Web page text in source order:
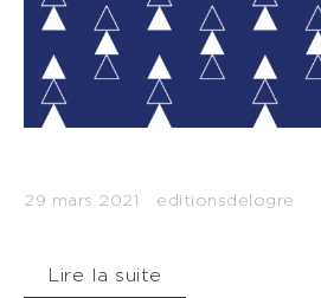
29 mars 2021 editionsdelogre
Lire la suite